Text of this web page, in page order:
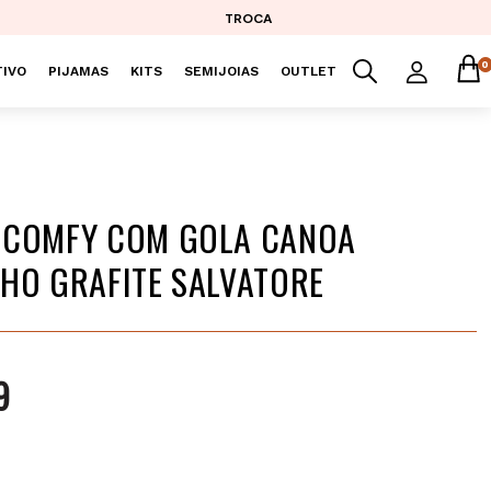
TROCA
PIJAMAS KITS SEMIJOIAS OUTLET 0
COM GOLA CANOA
GRAFITE SALVATORE